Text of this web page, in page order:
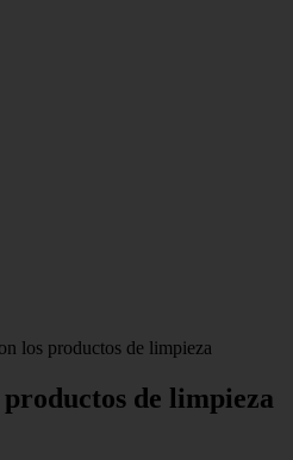
los productos de limpieza
de limpieza